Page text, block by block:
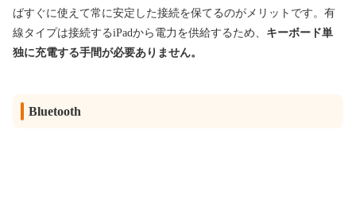
ばすぐに使えて常に安定した接続を保てるのがメリットです。有
線タイプは接続するiPadから電力を供給するため、 キーボード単
独に充電する手間が必要ありません。
Bluetooth